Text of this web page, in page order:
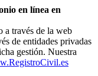
en línea en
a través de la web
de entidades privadas
gestión. Nuestra